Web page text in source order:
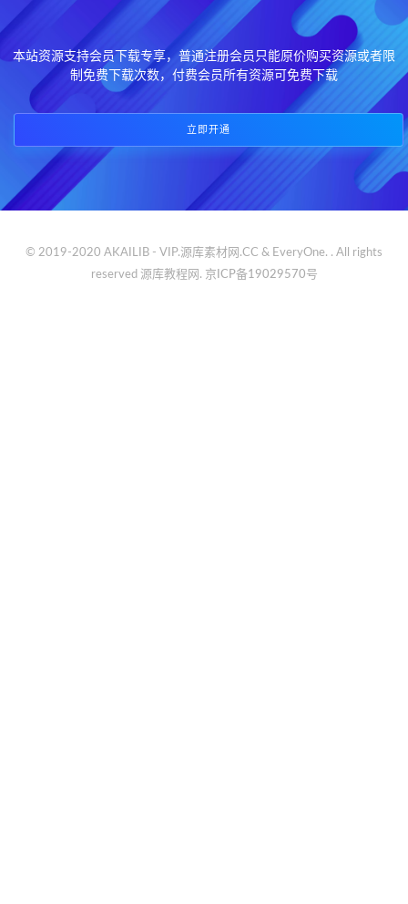
本站资源支持会员下载专享，普通注册会员只能原价购买资源或者限
制免费下载次数，付费会员所有资源可免费下载
立即开通
© 2019-2020 AKAILIB - VIP.源库素材网.CC & EveryOne. . All rights
reserved 源库教程网. 京ICP备19029570号